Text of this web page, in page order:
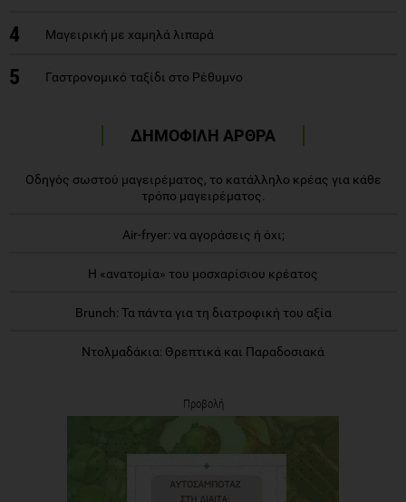
4 Μαγειρική με χαμηλά λιπαρά
5 Γαστρονομικό ταξίδι στο Ρέθυμνο
ΔΗΜΟΦΙΛΗ ΑΡΘΡΑ
Οδηγός σωστού μαγειρέματος, το κατάλληλο κρέας για κάθε
τρόπο μαγειρέματος.
Air-fryer: να αγοράσεις ή όχι;
Η «ανατομία» του μοσχαρίσιου κρέατος
Brunch: Τα πάντα για τη διατροφική του αξία
Ντολμαδάκια: Θρεπτικά και Παραδοσιακά
Προβολή